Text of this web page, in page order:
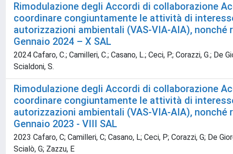
Rimodulazione degli Accordi di collaborazione
coordinare congiuntamente le attività di
autorizzazioni ambientali (VAS-VIA-AIA),
Gennaio 2024 – X SAL
2024 Cafaro, C.; Camilleri, C.; Casano, L.; Ceci, P.; Corazzi, G.; De
Scialdoni, S.
Rimodulazione degli Accordi di collaborazione
coordinare congiuntamente le attività di
autorizzazioni ambientali (VAS-VIA-AIA),
Gennaio 2023 - VIII SAL
2023 Cafaro, C; Camilleri, C; Casano, L; Ceci, P; Corazzi, G; De
Scialò, G; Zazzu, E